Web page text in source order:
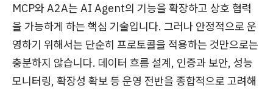
MCP와 A2A는 AI Agent의 기능을 확장하고 상호 협력
을 가능하게 하는 핵심 기술입니다. 그러나 안정적으로 운
영하기 위해서는 단순히 프로토콜을 적용하는 것만으로는
충분하지 않습니다. 데이터 흐름 설계, 인증과 보안, 성능
모니터링, 확장성 확보 등 운영 전반을 종합적으로 고려해